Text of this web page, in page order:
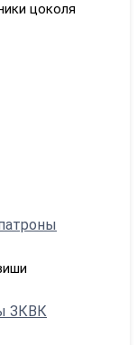
цоколя
ЗКВК